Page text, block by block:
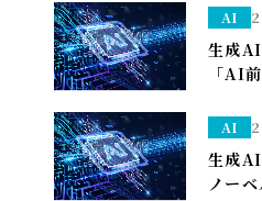
削減
AI
生成
「AI
が”常
ル企
AI
生成
ノー